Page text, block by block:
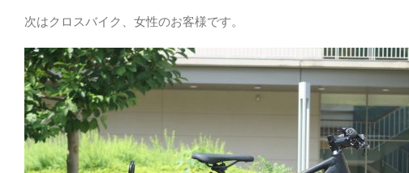
次はクロスバイク、女性のお客様です。